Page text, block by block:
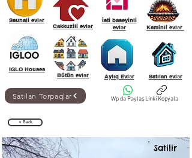
Saunali evlər
IGLO Houses
Cakkuzili evlər
Bütün evlər
İsti baseyinli
evlər
Aylıq Evlər
Kaminli evlər
Satılan evlər
Wp da PaylaşLinki Kopyala
Satılan Torpaqlar
< Back
Satilir